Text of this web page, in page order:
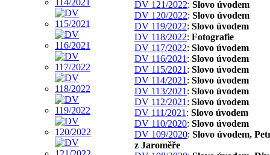
DV 121/2022: Slovo úvodem
DV 120/2022: Slovo úvodem
DV 119/2022: Slovo úvodem
DV 118/2022: Fotografie
DV 117/2022: Slovo úvodem
DV 116/2021 : Slovo úvodem
DV 115/2021 : Slovo úvodem
DV 114/2021 : Slovo úvodem
DV 113/2021 : Slovo úvodem
DV 112/2021 : Slovo úvodem
DV 111/2021 : Slovo úvodem
DV 110/2020: Slovo úvodem
DV 109/2020: Slovo úvodem,
z Jaroměře